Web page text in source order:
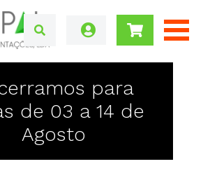
para
de 03 a 14 de
Agosto